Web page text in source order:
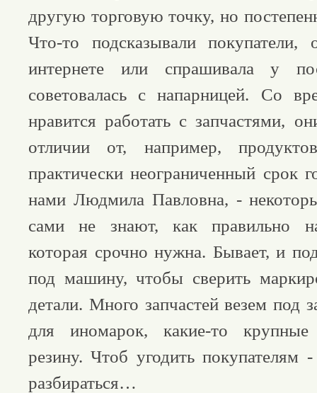
другую торговую точку, но
Что-то подсказывали
интернете или спрашивала у
советовалась с напарницей. Со
нравится работать с запчастями,
отличии от, например,
практически неограниченный срок
нами Людмила Павловна, -
сами не знают, как правильно
которая срочно нужна. Бывает, и
под машину, чтобы сверить
детали. Много запчастей везем под
для иномарок, какие-то крупные
резину. Чтоб угодить покупателям
разбираться…